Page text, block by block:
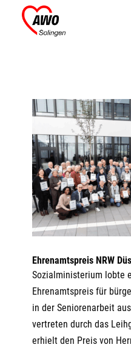
Ehrenamtspreis NRW
Sozialministerium lobte
Ehrenamtspreis für
in der Seniorenarbeit
vertreten durch das
erhielt den Preis von